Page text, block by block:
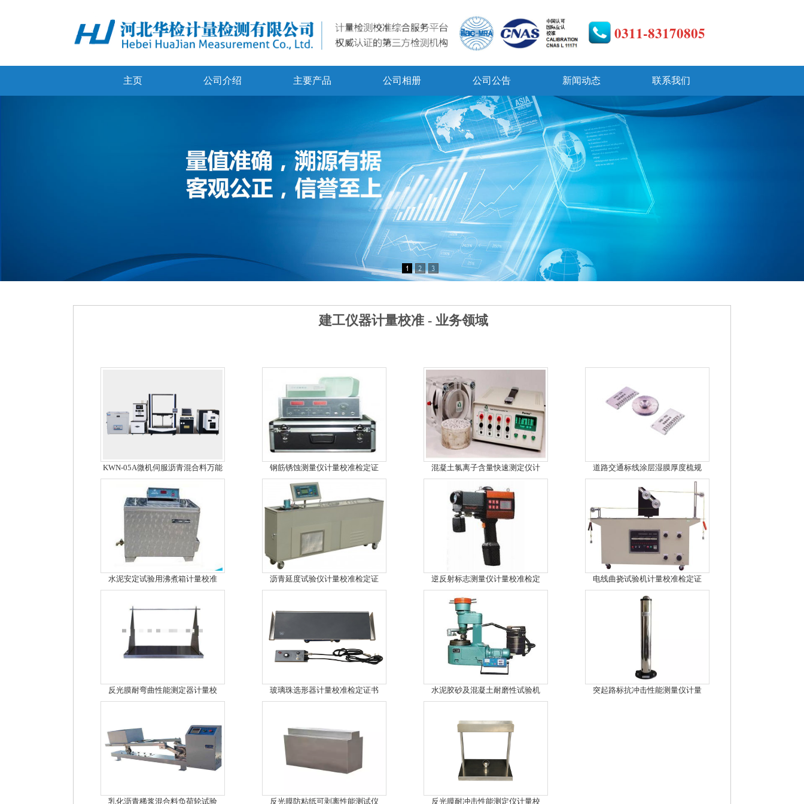
0311-83170805
主页 公司介绍 主要产品 公司相册 公司公告 新闻动态 联系我们
建工仪器计量校准 - 业务领域
KWN-05A微机伺服沥青混合料万能 钢筋锈蚀测量仪计量校准检定证 混凝土氯离子含量快速测定仪计 道路交通标线涂层湿膜厚度梳规
水泥安定试验用沸煮箱计量校准 沥青延度试验仪计量校准检定证 逆反射标志测量仪计量校准检定 电线曲挠试验机计量校准检定证
反光膜耐弯曲性能测定器计量校 玻璃珠选形器计量校准检定证书 水泥胶砂及混凝土耐磨性试验机 突起路标抗冲击性能测量仪计量
乳化沥青稀浆混合料负荷轮试验 反光膜防粘纸可剥离性能测试仪 反光膜耐冲击性能测定仪计量校